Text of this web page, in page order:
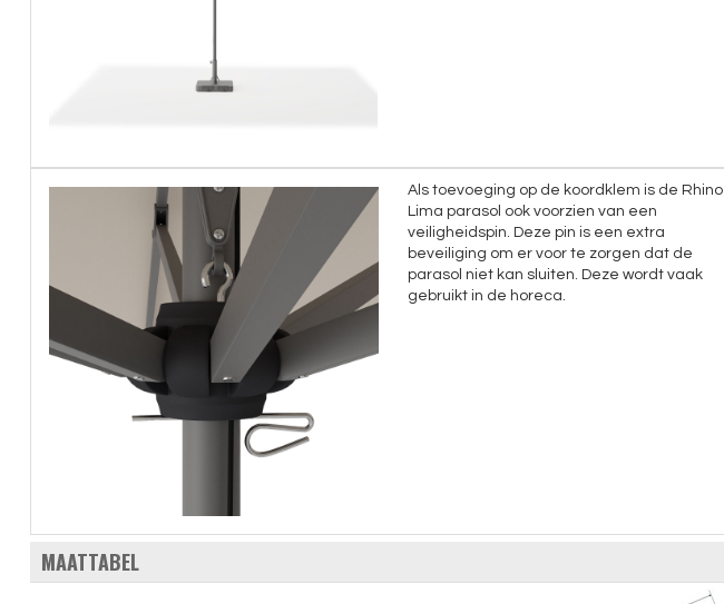
Als toevoeging op de koordklem is de Rhino
Lima parasol ook voorzien van een
veiligheidspin. Deze pin is een extra
beveiliging om er voor te zorgen dat de
parasol niet kan sluiten. Deze wordt vaak
gebruikt in de horeca.
MAATTABEL